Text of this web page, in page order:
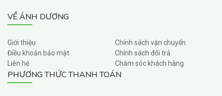
VỀ ÁNH DƯƠNG
Giới thiệu
Điều khoản bảo mật
Liên hệ
Chính sách vận chuyển
Chính sách đổi trả
Chăm sóc khách hàng
PHƯƠNG THỨC THANH TOÁN